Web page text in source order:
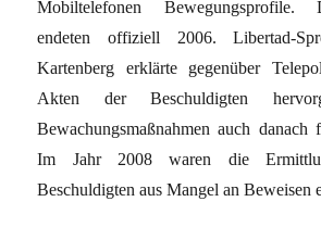
Mobiltelefonen Bewegungsprofile.
endeten offiziell 2006. Libertad-
Kartenberg erklärte gegenüber
Akten der Beschuldigten
Bewachungsmaßnahmen auch danach
Im Jahr 2008 waren die
Beschuldigten aus Mangel an Beweisen